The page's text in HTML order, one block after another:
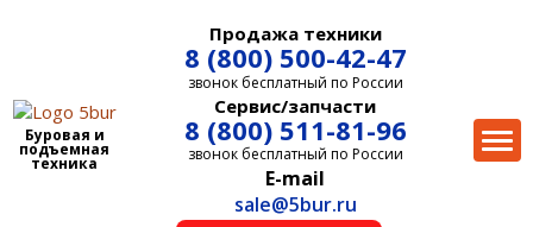
Буровая и
подъемная
техника
Продажа техники
8 (800) 500-42-47
звонок бесплатный по России
Сервис/запчасти
8 (800) 511-81-96
звонок бесплатный по России
E-mail
sale@5bur.ru